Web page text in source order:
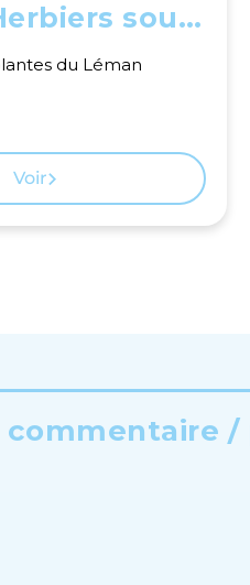
sous-
du Léman
Voir
commentaire